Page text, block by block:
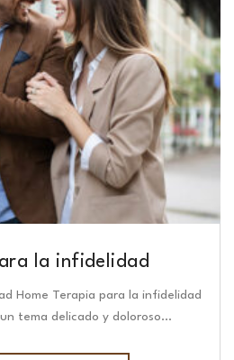
la infidelidad
Home Terapia para la infidelidad
tema delicado y doloroso…